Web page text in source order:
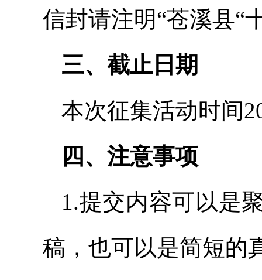
信封请注明“苍溪县“
三、截止日期
本次征集活动时间
四、注意事项
1.提交内容可以是
稿，也可以是简短的